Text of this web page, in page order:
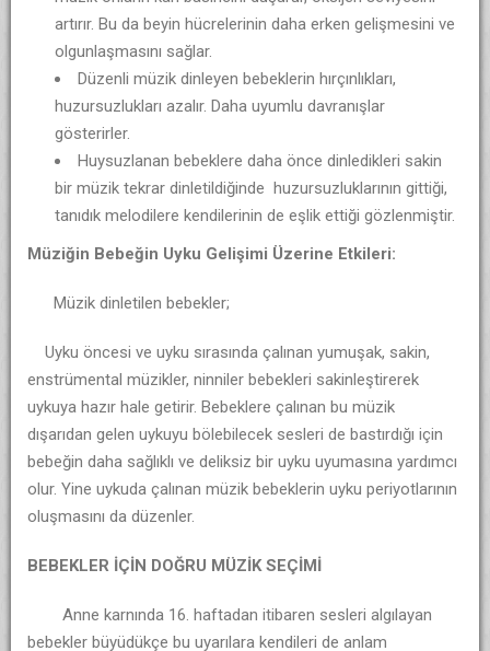
artırır. Bu da beyin hücrelerinin daha erken gelişmesini ve
olgunlaşmasını sağlar.
Düzenli müzik dinleyen bebeklerin hırçınlıkları,
huzursuzlukları azalır. Daha uyumlu davranışlar
gösterirler.
Huysuzlanan bebeklere daha önce dinledikleri sakin
bir müzik tekrar dinletildiğinde huzursuzluklarının gittiği,
tanıdık melodilere kendilerinin de eşlik ettiği gözlenmiştir.
Müziğin Bebeğin Uyku Gelişimi Üzerine Etkileri:
Müzik dinletilen bebekler;
Uyku öncesi ve uyku sırasında çalınan yumuşak, sakin,
enstrümental müzikler, ninniler bebekleri sakinleştirerek
uykuya hazır hale getirir. Bebeklere çalınan bu müzik
dışarıdan gelen uykuyu bölebilecek sesleri de bastırdığı için
bebeğin daha sağlıklı ve deliksiz bir uyku uyumasına yardımcı
olur. Yine uykuda çalınan müzik bebeklerin uyku periyotlarının
oluşmasını da düzenler.
BEBEKLER İÇİN DOĞRU MÜZİK SEÇİMİ
Anne karnında 16. haftadan itibaren sesleri algılayan
bebekler büyüdükçe bu uyarılara kendileri de anlam